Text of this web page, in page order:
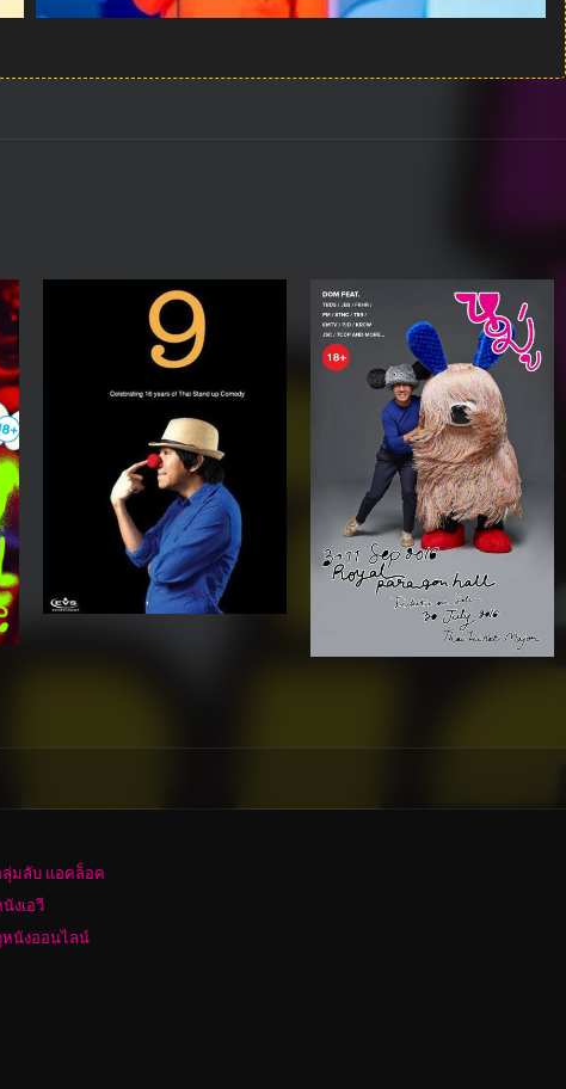
ลุ่มลับ แอคล็อค
งเอวี
หนังออนไลน์